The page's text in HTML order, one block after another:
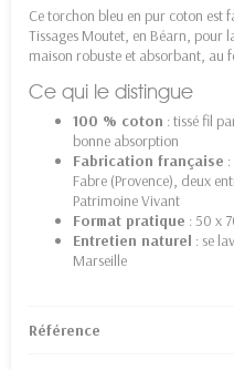
Ce torchon bleu en pur coton est
Tissages Moutet, en Béarn, pour
maison robuste et absorbant,
Ce qui le distingue
100 % coton : tissé fil
bonne absorption
Fabrication française
Fabre (Provence), deux
Patrimoine Vivant
Format pratique : 50 x
Entretien naturel : se
Marseille
Référence